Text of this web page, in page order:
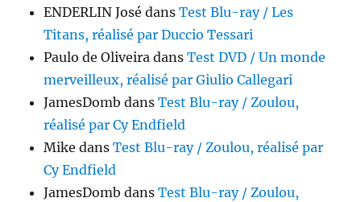
ENDERLIN José dansTest Blu-ray / Les
Titans, réalisé par Duccio Tessari
Paulo de Oliveira dansTest DVD / Un monde
merveilleux, réalisé par Giulio Callegari
JamesDomb dansTest Blu-ray / Zoulou,
réalisé par Cy Endfield
Mike dansTest Blu-ray / Zoulou, réalisé par
Cy Endfield
JamesDomb dansTest Blu-ray / Zoulou,